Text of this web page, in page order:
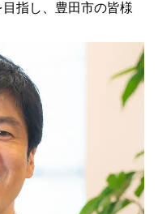
指し、豊田市の皆様